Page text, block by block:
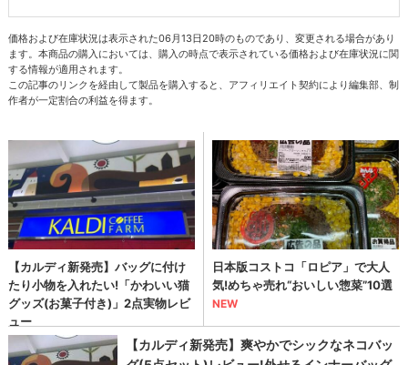
価格および在庫状況は表示された06月13日20時のものであり、変更される場合があり
ます。本商品の購入においては、購入の時点で表示されている価格および在庫状況に関
する情報が適用されます。
この記事のリンクを経由して製品を購入すると、アフィリエイト契約により編集部、制
作者が一定割合の利益を得ます。